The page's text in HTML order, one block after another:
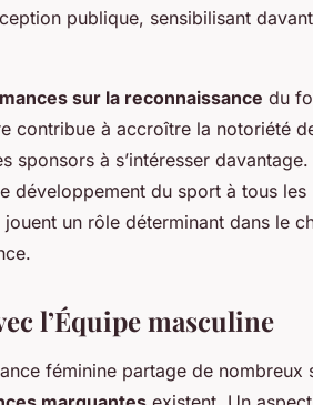
publique, sensibilisant
sur la reconnaissance du
contribue à accroître la notoriété
sponsors à s’intéresser
développement du sport à tous
un rôle déterminant dans le
l’Équipe masculine
féminine partage de nombreux